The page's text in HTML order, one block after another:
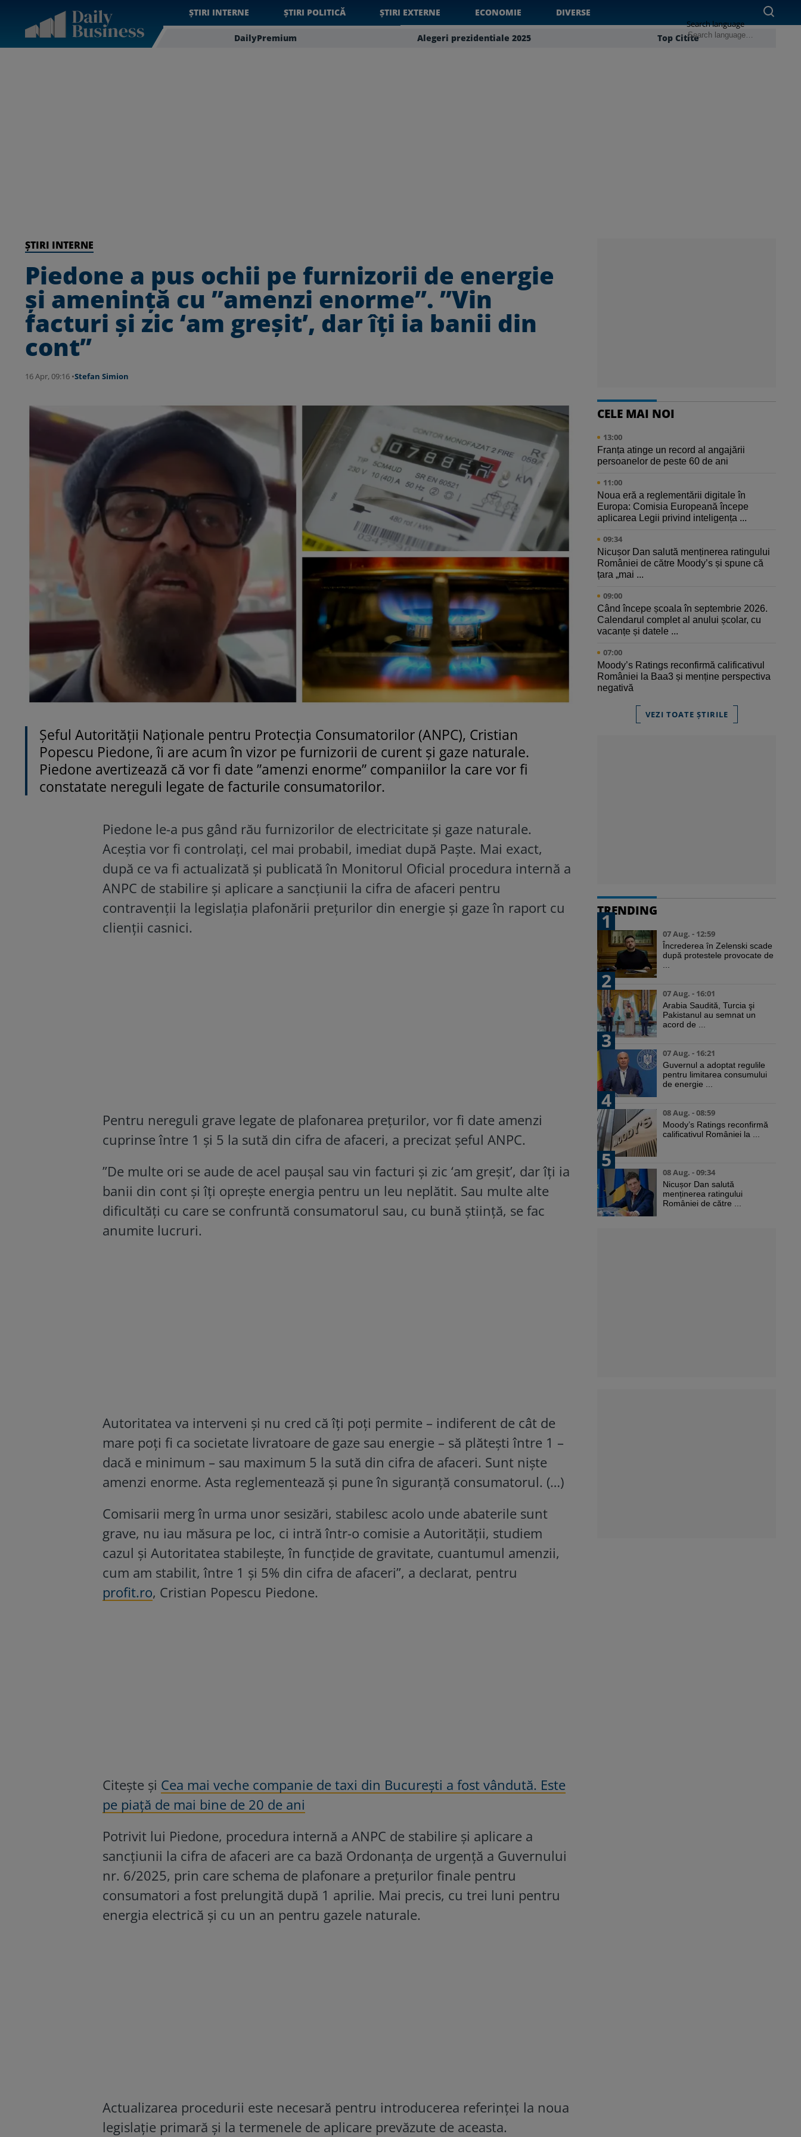
ȘTIRI INTERNE ȘTIRI POLITICĂ ȘTIRI EXTERNE ECONOMIE DIVERSE
DailyPremium Alegeri prezidentiale 2025 Top Citite
Search language
ȘTIRI INTERNE
Piedone a pus ochii pe furnizorii de energie
și amenință cu ”amenzi enorme”. ”Vin
facturi și zic ‘am greșit’, dar îți ia banii din
cont”
16 Apr, 09:16 •Stefan Simion
Șeful Autorității Naționale pentru Protecția Consumatorilor (ANPC), Cristian
Popescu Piedone, îi are acum în vizor pe furnizorii de curent și gaze naturale.
Piedone avertizează că vor fi date ”amenzi enorme” companiilor la care vor fi
constatate nereguli legate de facturile consumatorilor.
Piedone le-a pus gând rău furnizorilor de electricitate și gaze naturale.
Aceștia vor fi controlați, cel mai probabil, imediat după Paște. Mai exact,
după ce va fi actualizată și publicată în Monitorul Oficial procedura internă a
ANPC de stabilire și aplicare a sancțiunii la cifra de afaceri pentru
contravenții la legislația plafonării prețurilor din energie și gaze în raport cu
clienții casnici.
Pentru nereguli grave legate de plafonarea prețurilor, vor fi date amenzi
cuprinse între 1 și 5 la sută din cifra de afaceri, a precizat șeful ANPC.
”De multe ori se aude de acel paușal sau vin facturi și zic ‘am greșit’, dar îți ia
banii din cont și îți oprește energia pentru un leu neplătit. Sau multe alte
dificultăți cu care se confruntă consumatorul sau, cu bună știință, se fac
anumite lucruri.
Autoritatea va interveni și nu cred că îți poți permite – indiferent de cât de
mare poți fi ca societate livratoare de gaze sau energie – să plătești între 1 –
dacă e minimum – sau maximum 5 la sută din cifra de afaceri. Sunt niște
amenzi enorme. Asta reglementează și pune în siguranță consumatorul. (…)
Comisarii merg în urma unor sesizări, stabilesc acolo unde abaterile sunt
grave, nu iau măsura pe loc, ci intră într-o comisie a Autorității, studiem
cazul și Autoritatea stabilește, în funcțide de gravitate, cuantumul amenzii,
cum am stabilit, între 1 și 5% din cifra de afaceri”, a declarat, pentru
profit.ro, Cristian Popescu Piedone.
Citește și Cea mai veche companie de taxi din Bucureşti a fost vândută. Este
pe piaţă de mai bine de 20 de ani
Potrivit lui Piedone, procedura internă a ANPC de stabilire și aplicare a
sancțiunii la cifra de afaceri are ca bază Ordonanța de urgență a Guvernului
nr. 6/2025, prin care schema de plafonare a prețurilor finale pentru
consumatori a fost prelungită după 1 aprilie. Mai precis, cu trei luni pentru
energia electrică și cu un an pentru gazele naturale.
Actualizarea procedurii este necesară pentru introducerea referinței la noua
legislație primară și la termenele de aplicare prevăzute de aceasta.
CELE MAI NOI
13:00
Franța atinge un record al angajării
persoanelor de peste 60 de ani
11:00
Noua eră a reglementării digitale în
Europa: Comisia Europeană începe
aplicarea Legii privind inteligența ...
09:34
Nicușor Dan salută menținerea ratingului
României de către Moody’s și spune că
țara „mai ...
09:00
Când începe școala în septembrie 2026.
Calendarul complet al anului școlar, cu
vacanțe și datele ...
07:00
Moody’s Ratings reconfirmă calificativul
României la Baa3 și menține perspectiva
negativă
VEZI TOATE ȘTIRILE
TRENDING
1
07 Aug. - 12:59
Încrederea în Zelenski scade
după protestele provocate de
2
07 Aug. - 16:01
Arabia Saudită, Turcia şi
Pakistanul au semnat un
acord de ...
3
07 Aug. - 16:21
Guvernul a adoptat regulile
pentru limitarea consumului
de energie ...
4
08 Aug. - 08:59
Moody’s Ratings reconfirmă
calificativul României la ...
5
08 Aug. - 09:34
Nicușor Dan salută
menținerea ratingului
României de către ...